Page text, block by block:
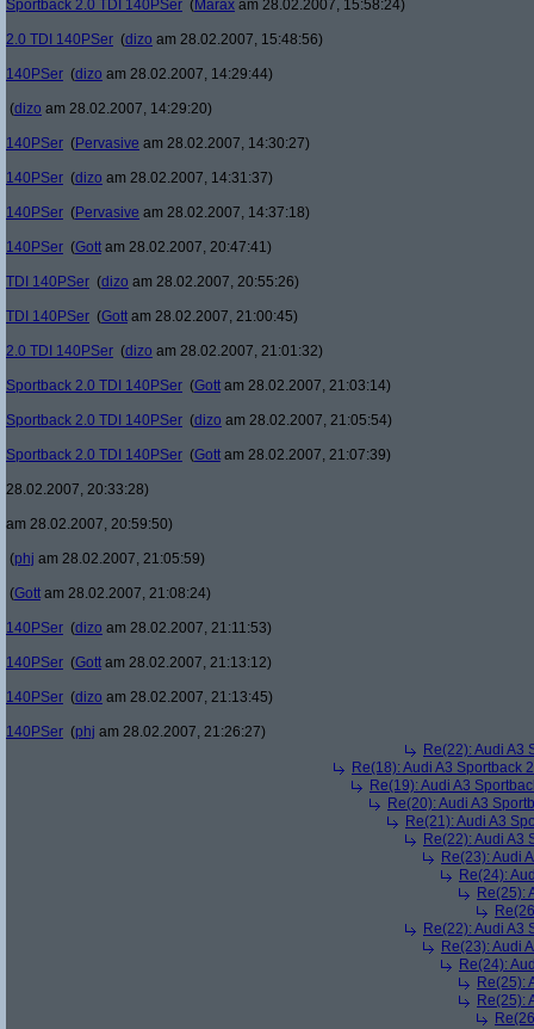
Sportback 2.0 TDI 140PSer (Marax am 28.02.2007, 15:58:24)
2.0 TDI 140PSer (dizo am 28.02.2007, 15:48:56)
140PSer (dizo am 28.02.2007, 14:29:44)
(dizo am 28.02.2007, 14:29:20)
140PSer (Pervasive am 28.02.2007, 14:30:27)
140PSer (dizo am 28.02.2007, 14:31:37)
140PSer (Pervasive am 28.02.2007, 14:37:18)
140PSer (Gott am 28.02.2007, 20:47:41)
TDI 140PSer (dizo am 28.02.2007, 20:55:26)
TDI 140PSer (Gott am 28.02.2007, 21:00:45)
2.0 TDI 140PSer (dizo am 28.02.2007, 21:01:32)
Sportback 2.0 TDI 140PSer (Gott am 28.02.2007, 21:03:14)
Sportback 2.0 TDI 140PSer (dizo am 28.02.2007, 21:05:54)
Sportback 2.0 TDI 140PSer (Gott am 28.02.2007, 21:07:39)
28.02.2007, 20:33:28)
am 28.02.2007, 20:59:50)
(phj am 28.02.2007, 21:05:59)
(Gott am 28.02.2007, 21:08:24)
140PSer (dizo am 28.02.2007, 21:11:53)
140PSer (Gott am 28.02.2007, 21:13:12)
140PSer (dizo am 28.02.2007, 21:13:45)
140PSer (phj am 28.02.2007, 21:26:27)
Re(22): Audi A3
Re(18): Audi A3 Sportback
Re(19): Audi A3
Re(20): Audi A3
Re(21): Audi A3
Re(22): Audi A3
Re(23): Audi
Re(24):
Re(25):
Re(22): Audi A3
Re(23): Audi
Re(24):
Re(25):
Re(25):